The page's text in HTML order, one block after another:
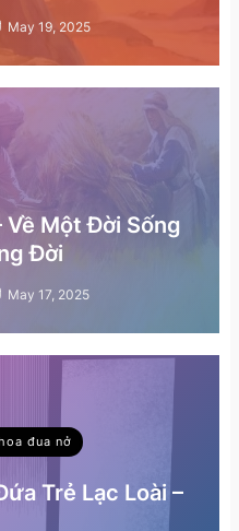
May 19, 2025
Về Một Đời Sống
Đời
May 17, 2025
đua nở
Trẻ Lạc Loài –